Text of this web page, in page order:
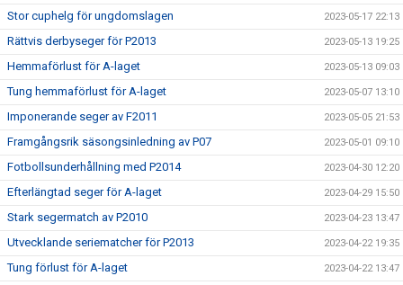
Stor cuphelg för ungdomslagen 2023-05-17 22:13
Rättvis derbyseger för P2013 2023-05-13 19:25
Hemmaförlust för A-laget 2023-05-13 09:03
Tung hemmaförlust för A-laget 2023-05-07 13:10
Imponerande seger av F2011 2023-05-05 21:53
Framgångsrik säsongsinledning av P07 2023-05-01 09:10
Fotbollsunderhållning med P2014 2023-04-30 12:20
Efterlängtad seger för A-laget 2023-04-29 15:50
Stark segermatch av P2010 2023-04-23 13:47
Utvecklande seriematcher för P2013 2023-04-22 19:35
Tung förlust för A-laget 2023-04-22 13:47